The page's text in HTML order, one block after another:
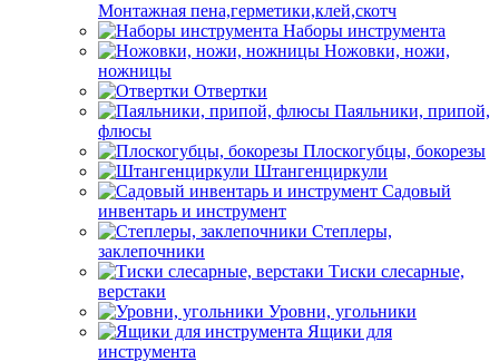
Монтажная пена,герметики,клей,скотч
Наборы инструмента
Ножовки, ножи,
ножницы
Отвертки
Паяльники, припой,
флюсы
Плоскогубцы, бокорезы
Штангенциркули
Садовый
инвентарь и инструмент
Степлеры,
заклепочники
Тиски слесарные,
верстаки
Уровни, угольники
Ящики для
инструмента